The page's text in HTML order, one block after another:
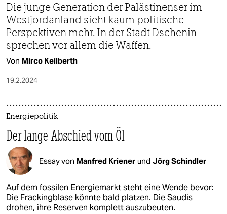
Die junge Generation der Palästinenser im
Westjordanland sieht kaum politische
Perspektiven mehr. In der Stadt Dschenin
sprechen vor allem die Waffen.
Von Mirco Keilberth
19.2.2024
Energiepolitik
Der lange Abschied vom Öl
Essay von Manfred Kriener und Jörg Schindler
Auf dem fossilen Energiemarkt steht eine Wende bevor:
Die Frackingblase könnte bald platzen. Die Saudis
drohen, ihre Reserven komplett auszubeuten.